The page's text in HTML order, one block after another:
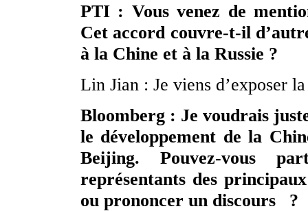
PTI : Vous venez de
Cet accord couvre-t-il
à la Chine et à la Russie ?
Lin Jian : Je viens d’exposer
Bloomberg : Je voudrais
le développement de la
Beijing. Pouvez-vous
représentants des
ou prononcer un discours ?